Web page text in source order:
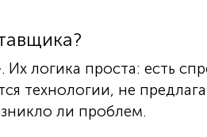
логика проста: есть
технологии, не
ли проблем.